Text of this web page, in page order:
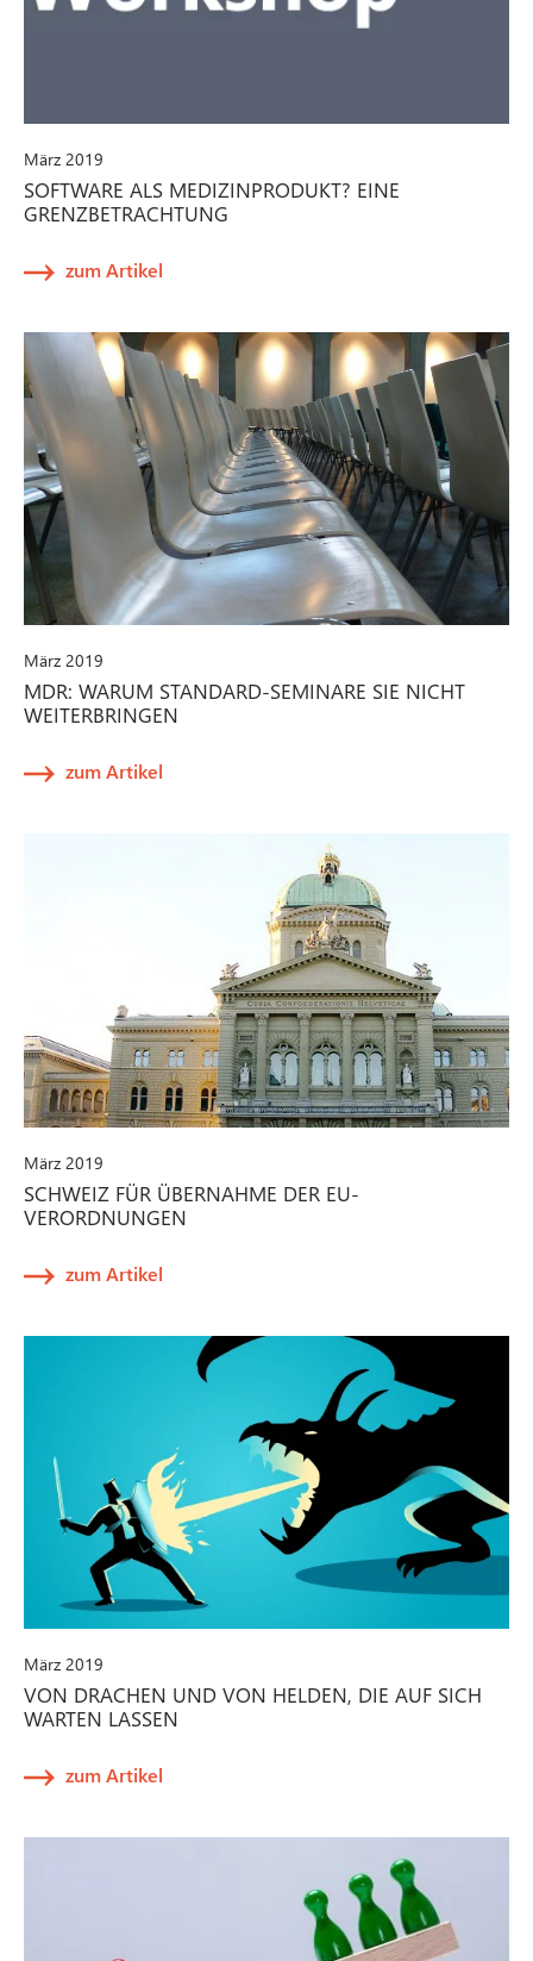
März 2019
SOFTWARE ALS MEDIZINPRODUKT? EINE
GRENZBETRACHTUNG
zum Artikel
März 2019
MDR: WARUM STANDARD-SEMINARE SIE NICHT
WEITERBRINGEN
zum Artikel
März 2019
SCHWEIZ FÜR ÜBERNAHME DER EU-
VERORDNUNGEN
zum Artikel
März 2019
VON DRACHEN UND VON HELDEN, DIE AUF SICH
WARTEN LASSEN
zum Artikel